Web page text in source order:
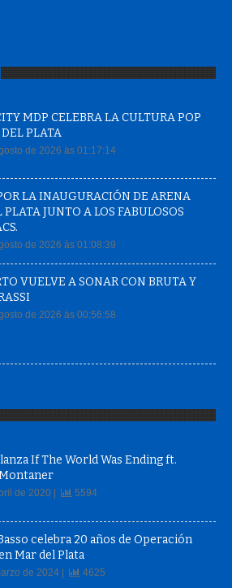
MDP CELEBRA LA CULTURA POP
PLATA
de 2026 às 01:17:14
LA INAUGURACIÓN DE ARENA
PLATA JUNTO A LOS FABULOSOS
de 2026 às 01:08:39
VUELVE A SONAR CON BRUTA Y
de 2026 às 00:56:58
lanza If The World Was Ending ft.
de 2020 | 5594
celebra 20 años de Operación
Mar del Plata
de 2024 | 4625